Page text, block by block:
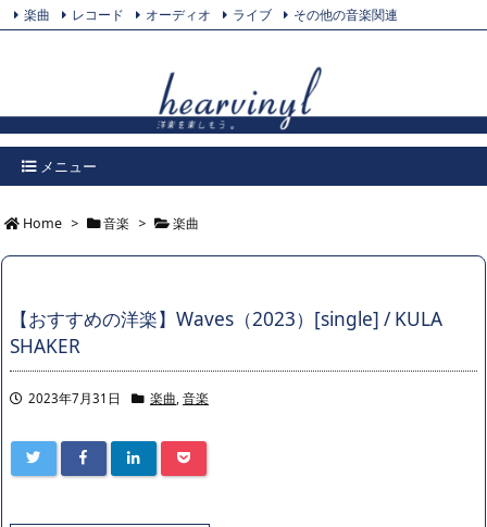
メニュー
楽曲 レコード オーディオ ライブ
その他の音楽関連
Home > 音楽 > 楽曲
【おすすめの洋楽】Waves（2023）[single] / KULA
SHAKER
2023年7月31日 楽曲, 音楽